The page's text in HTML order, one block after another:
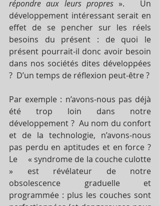
répondre aux leurs propres ».   Un
développement intéressant serait en
effet de se pencher sur les réels
besoins du présent : de quoi le
présent pourrait-il donc avoir besoin
dans nos sociétés dites développées
?  D’un temps de réflexion peut-être ?
Par exemple : n’avons-nous pas déjà
été trop loin dans notre
développement ?  Au nom du confort
et de la technologie, n’avons-nous
pas perdu en aptitudes et en force ?
Le     « syndrome de la couche culotte
» est révélateur de notre
obsolescence graduelle et
programmée : plus les couches sont